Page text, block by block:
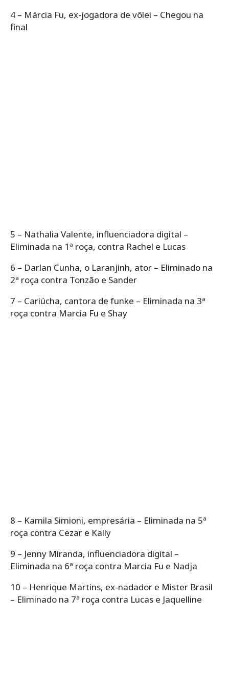
4 – Márcia Fu, ex-jogadora de vôlei – Chegou na
final
5 – Nathalia Valente, influenciadora digital –
Eliminada na 1ª roça, contra Rachel e Lucas
6 – Darlan Cunha, o Laranjinh, ator – Eliminado na
2ª roça contra Tonzão e Sander
7 – Cariúcha, cantora de funke – Eliminada na 3ª
roça contra Marcia Fu e Shay
8 – Kamila Simioni, empresária – Eliminada na 5ª
roça contra Cezar e Kally
9 – Jenny Miranda, influenciadora digital –
Eliminada na 6ª roça contra Marcia Fu e Nadja
10 – Henrique Martins, ex-nadador e Mister Brasil
– Eliminado na 7ª roça contra Lucas e Jaquelline